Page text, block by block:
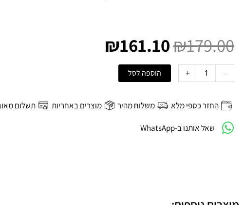
₪179.00 המקורי
היה:
₪179.00.
₪161.10
-
של
2
חרס
+ הוספה לסל
החזר כספי מלא משלוח מהיר מוצרים באחריות תשלום
שאל אותנו ב-WhatsApp